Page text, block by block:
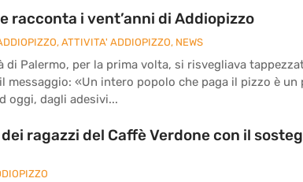
racconta i vent’anni di Addiopizzo
, ATTIVITA' ADDIOPIZZO, NEWS
di Palermo, per la prima volta, si risvegliava
«Un intero popolo che paga il pizzo è un
oggi, dagli adesivi...
ragazzi del Caffè Verdone con il